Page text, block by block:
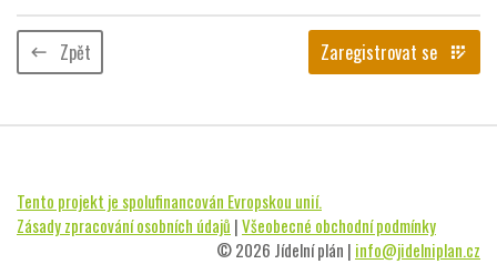
keyboard_backspace Zpět Zaregistrovat se app_registration
Tento projekt je spolufinancován Evropskou unií.
Zásady zpracování osobních údajů |Všeobecné obchodní podmínky
© 2026 Jídelní plán | info@jidelniplan.cz